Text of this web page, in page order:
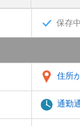
保存
住所
通勤